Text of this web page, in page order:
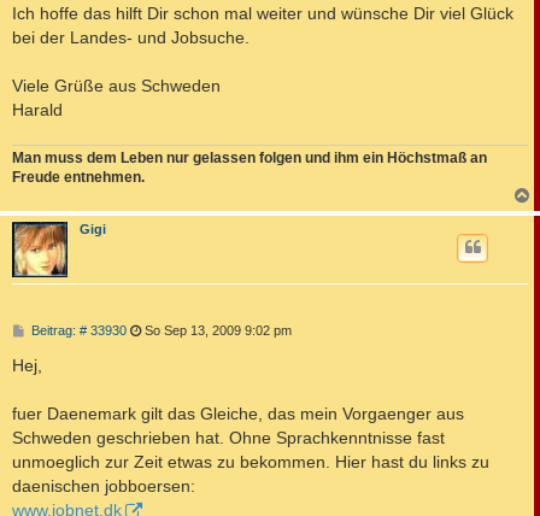
Ich hoffe das hilft Dir schon mal weiter und wünsche Dir viel Glück
bei der Landes- und Jobsuche.
Viele Grüße aus Schweden
Harald
Man muss dem Leben nur gelassen folgen und ihm ein Höchstmaß an
Freude entnehmen.
a
Gigi
Beitrag: # 33930B
a
g
So Sep 13, 2009 9:02 pm
Hej,
fuer Daenemark gilt das Gleiche, das mein Vorgaenger aus
Schweden geschrieben hat. Ohne Sprachkenntnisse fast
unmoeglich zur Zeit etwas zu bekommen. Hier hast du links zu
daenischen jobboersen:
www.jobnet.dk